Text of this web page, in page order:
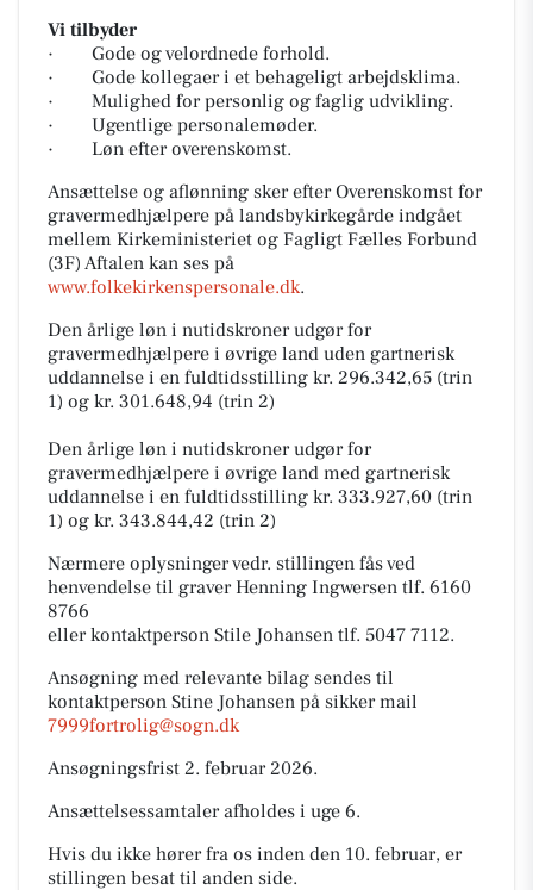
Vi tilbyder
· Gode og velordnede forhold.
· Gode kollegaer i et behageligt arbejdsklima.
· Mulighed for personlig og faglig udvikling.
· Ugentlige personalemøder.
· Løn efter overenskomst.
Ansættelse og aflønning sker efter Overenskomst for
gravermedhjælpere på landsbykirkegårde indgået
mellem Kirkeministeriet og Fagligt Fælles Forbund
(3F) Aftalen kan ses på
www.folkekirkenspersonale.dk.
Den årlige løn i nutidskroner udgør for
gravermedhjælpere i øvrige land uden gartnerisk
uddannelse i en fuldtidsstilling kr. 296.342,65 (trin
1) og kr. 301.648,94 (trin 2)
Den årlige løn i nutidskroner udgør for
gravermedhjælpere i øvrige land med gartnerisk
uddannelse i en fuldtidsstilling kr. 333.927,60 (trin
1) og kr. 343.844,42 (trin 2)
Nærmere oplysninger vedr. stillingen fås ved
henvendelse til graver Henning Ingwersen tlf. 6160
8766
eller kontaktperson Stile Johansen tlf. 5047 7112.
Ansøgning med relevante bilag sendes til
kontaktperson Stine Johansen på sikker mail
7999fortrolig@sogn.dk
Ansøgningsfrist 2. februar 2026.
Ansættelsessamtaler afholdes i uge 6.
Hvis du ikke hører fra os inden den 10. februar, er
stillingen besat til anden side.